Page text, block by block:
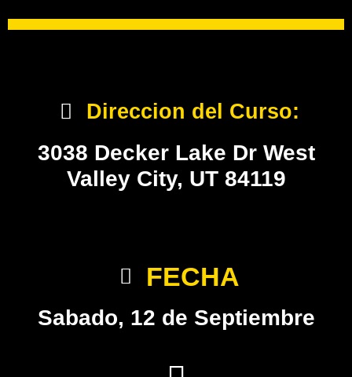
Direccion del Curso:
3038 Decker Lake Dr West
Valley City, UT 84119
FECHA
Sabado, 12 de Septiembre